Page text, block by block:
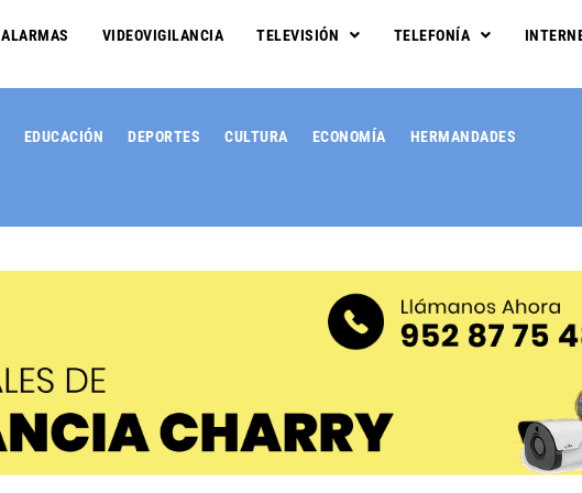
ALARMAS VIDEOVIGILANCIA TELEVISIÓN TELEFONÍA
EDUCACIÓN DEPORTES CULTURA ECONOMÍA HERMANDADES